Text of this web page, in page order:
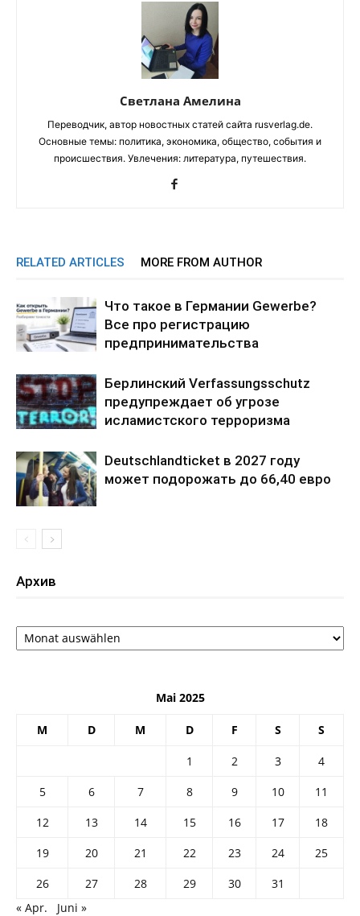
Светлана Амелина
Переводчик, автор новостных статей сайта rusverlag.de.
Основные темы: политика, экономика, общество, события и
происшествия. Увлечения: литература, путешествия.
RELATED ARTICLES MORE FROM AUTHOR
Что такое в Германии Gewerbe?
Все про регистрацию
предпринимательства
Берлинский Verfassungsschutz
предупреждает об угрозе
исламистского терроризма
Deutschlandticket в 2027 году
может подорожать до 66,40 евро
Архив
Архив
Mai 2025
M D M D F S S
1 2 3
4
5
6 7 8 9 10
11
12
13 14 15 16 17
18
19
20 21 22 23 24
25
26
27 28 29 30
31
« Apr.
Juni »